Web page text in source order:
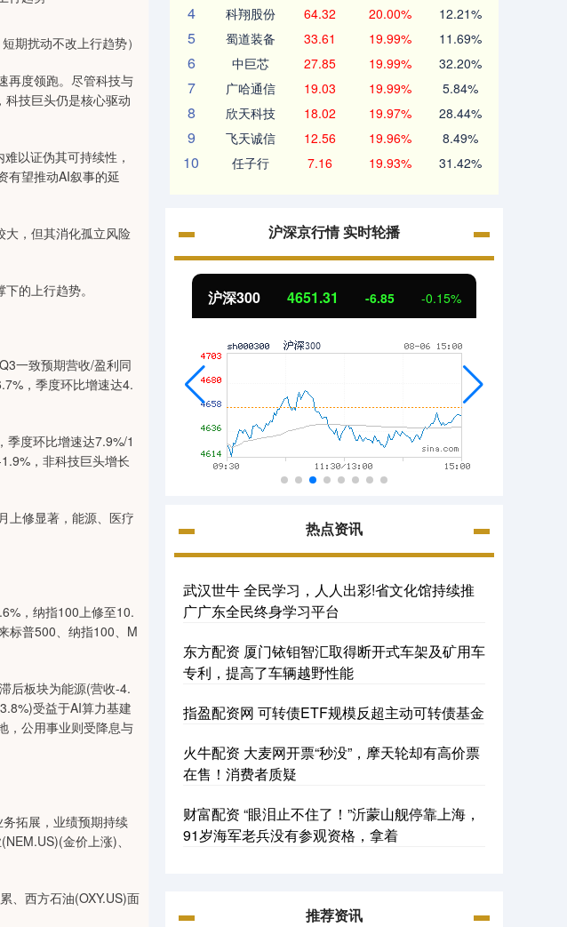
期扰动不改上行趋势）
再度领跑。尽管科技与
技巨头仍是核心驱动
以证伪其可持续性，
有望推动AI叙事的延
大，但其消化孤立风险
的上行趋势。
一致预期营收/盈利同
，季度环比增速达4.
季度环比增速达7.9%/1
，非科技巨头增长
上修显著，能源、医疗
，纳指100上修至10.
标普500、纳指100、M
后板块为能源(营收-4.
受益于AI算力基建
，公用事业则受降息与
拓展，业绩预期持续
金价上涨)、
、西方石油(OXY.US)面
4 科翔股份 64.32 20.00% 12.21%
5 蜀道装备 33.61 19.99% 11.69%
6 中巨芯 27.85 19.99% 32.20%
7 广哈通信 19.03 19.99% 5.84%
8 欣天科技 18.02 19.97% 28.44%
9 飞天诚信 12.56 19.96% 8.49%
10 任子行 7.16 19.93% 31.42%
沪深京行情 实时轮播
-34.08 沪深300 4651.31 -6.85 -0.15%
热点资讯
武汉世牛 全民学习，人人出彩!省文化馆持续推
广广东全民终身学习平台
东方配资 厦门铱钼智汇取得断开式车架及矿用车
专利，提高了车辆越野性能
指盈配资网 可转债ETF规模反超主动可转债基金
火牛配资 大麦网开票“秒没”，摩天轮却有高价票
在售！消费者质疑
财富配资 “眼泪止不住了！”沂蒙山舰停靠上海，
91岁海军老兵没有参观资格，拿着
推荐资讯